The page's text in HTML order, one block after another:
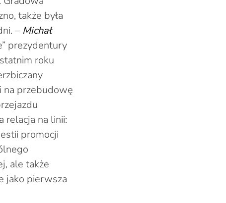
także była
– Michał
prezydentury
roku
na przebudowę
relacja na linii:
promocji
ale także
jako pierwsza